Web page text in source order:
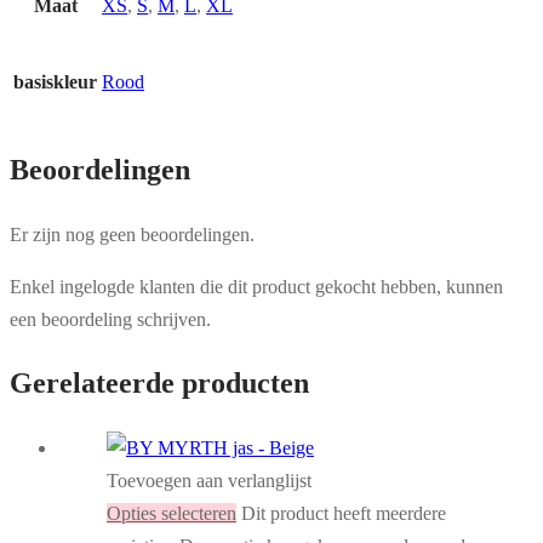
Maat XS, S, M , L, XL
basiskleur Rood
Beoordelingen
Er zijn nog geen beoordelingen.
Enkel ingelogde klanten die dit product gekocht hebben, kunnen
een beoordeling schrijven.
Gerelateerde producten
Toevoegen aan verlanglijst
Opties selecteren Dit product heeft meerdere